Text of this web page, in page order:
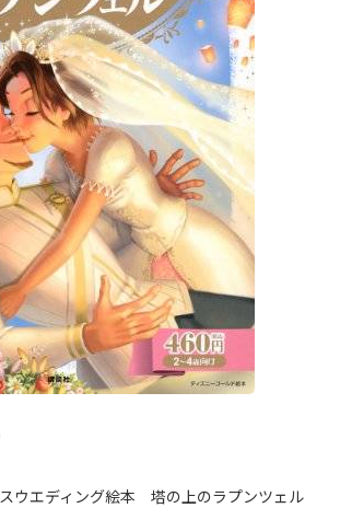
ウエディング絵本 塔の上のラプンツェル